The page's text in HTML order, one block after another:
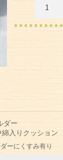
フ
象
ん
ー
ホ
ル
ダ
ー
ダー
綿入りクッション
ーにくすみ有り